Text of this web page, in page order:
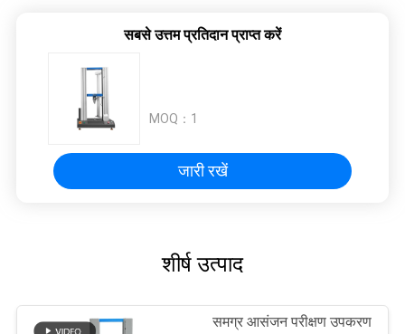
सबसे उत्तम प्रतिदान प्राप्त करें
MOQ： 1
जारी रखें
शीर्ष उत्पाद
समग्र आसंजन परीक्षण उपकरण